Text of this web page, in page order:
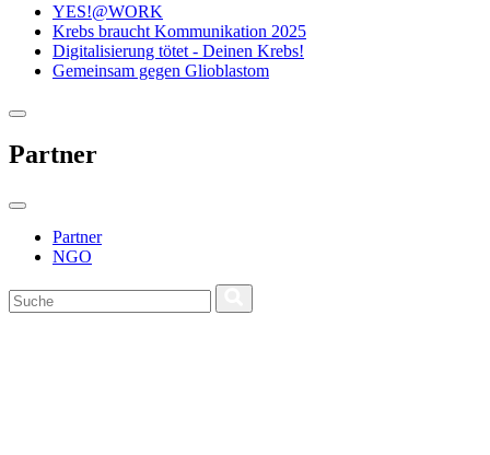
YES!@WORK
Krebs braucht Kommunikation 2025
Digitalisierung tötet - Deinen Krebs!
Gemeinsam gegen Glioblastom
Partner
Partner
NGO